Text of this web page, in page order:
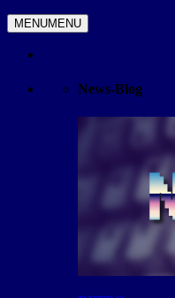
MENUMENU
News-Blog